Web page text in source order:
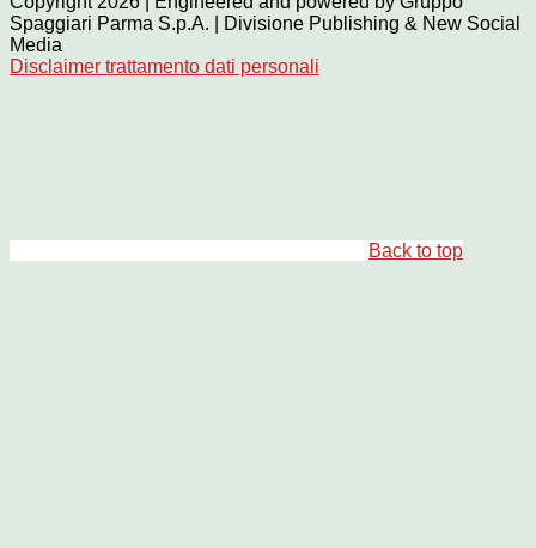
Spaggiari Parma S.p.A. | Divisione Publishing & New Social
Media
Disclaimer trattamento dati personali
Back to top